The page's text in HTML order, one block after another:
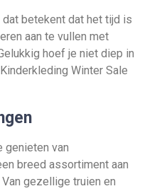
betekent dat het tijd is
aan te vullen met
hoef je niet diep in
Winter Sale
genieten van
breed assortiment aan
gezellige truien en